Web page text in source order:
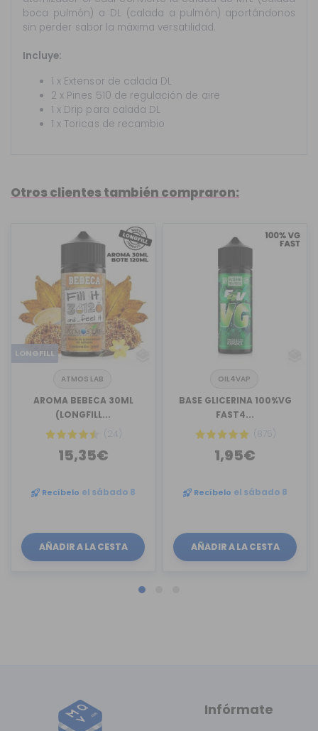
boca pulmón) a DL (calada a pulmón) aportándonos
sin perder sabor la máxima versatilidad.
Incluye:
1 x Extensor de calada DL
2 x Pines 510 de regulación de aire
1 x Drip para calada DL
1 x Toricas de recambio
Otros clientes también compraron:
LONGFILL
ATMOS LAB
AROMA BEBECA 30ML
(LONGFILL...
(24)
15,35€
Recíbelo el sábado 8
AÑADIR A LA CESTA
OIL4VAP
BASE GLICERINA 100%VG
FAST4...
(875)
1,95€
Recíbelo el sábado 8
AÑADIR A LA CESTA
Infórmate